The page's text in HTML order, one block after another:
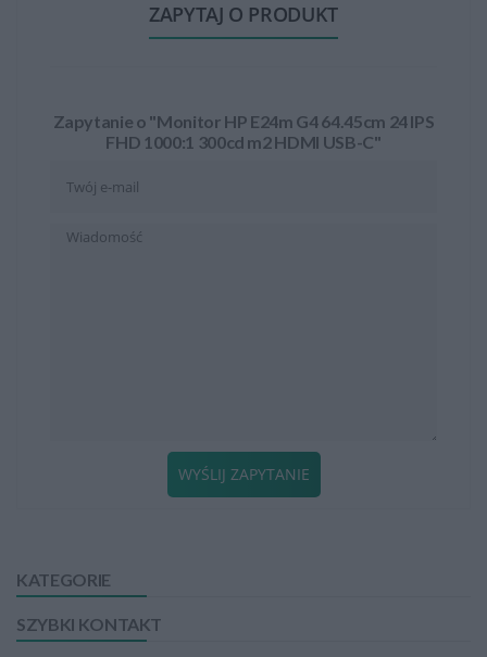
KATEGORIE
SZYBKI KONTAKT
ZAPYTAJ O PRODUKT
Zapytanie o "Monitor HP E24m G4 64.45cm 24 IPS
FHD 1000:1 300cd m2 HDMI USB-C"
WYŚLIJ ZAPYTANIE